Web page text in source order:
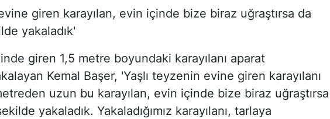
giren karayılan, evin içinde bize biraz uğraştırsa da
yakaladık'
giren 1,5 metre boyundaki karayılanı aparat
Kemal Başer, 'Yaşlı teyzenin evine giren karayılanı
uzun bu karayılan, evin içinde bize biraz uğraştırsa
yakaladık. Yakaladığımız karayılanı, tarlaya